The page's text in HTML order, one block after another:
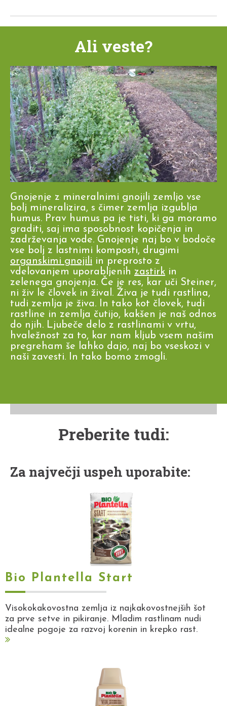
Ali veste?
Gnojenje z mineralnimi gnojili zemljo vse
bolj mineralizira, s čimer zemlja izgublja
humus. Prav humus pa je tisti, ki ga moramo
graditi, saj ima sposobnost kopičenja in
zadrževanja vode. Gnojenje naj bo v bodoče
vse bolj z lastnimi komposti, drugimi
organskimi gnojili in preprosto z
vdelovanjem uporabljenih zastirk in
zelenega gnojenja. Če je res, kar uči Steiner,
ni živ le človek in žival. Živa je tudi rastlina,
tudi zemlja je živa. In tako kot človek, tudi
rastline in zemlja čutijo, kakšen je naš odnos
do njih. Ljubeče delo z rastlinami v vrtu,
hvaležnost za to, kar nam kljub vsem našim
pregreham še lahko dajo, naj bo vseskozi v
naši zavesti. In tako bomo zmogli.
Preberite tudi:
Za največji uspeh uporabite:
Bio Plantella Start
Visokokakovostna zemlja iz najkakovostnejših šot
za prve setve in pikiranje. Mladim rastlinam nudi
idealne pogoje za razvoj korenin in krepko rast.